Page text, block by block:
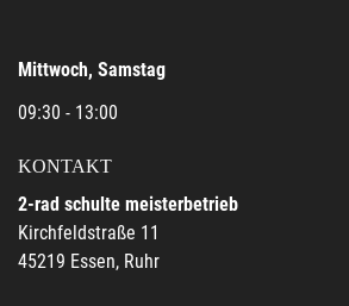
Mittwoch, Samstag
09:30 - 13:00
KONTAKT
2-rad schulte meisterbetrieb
Kirchfeldstraße 11
45219 Essen, Ruhr